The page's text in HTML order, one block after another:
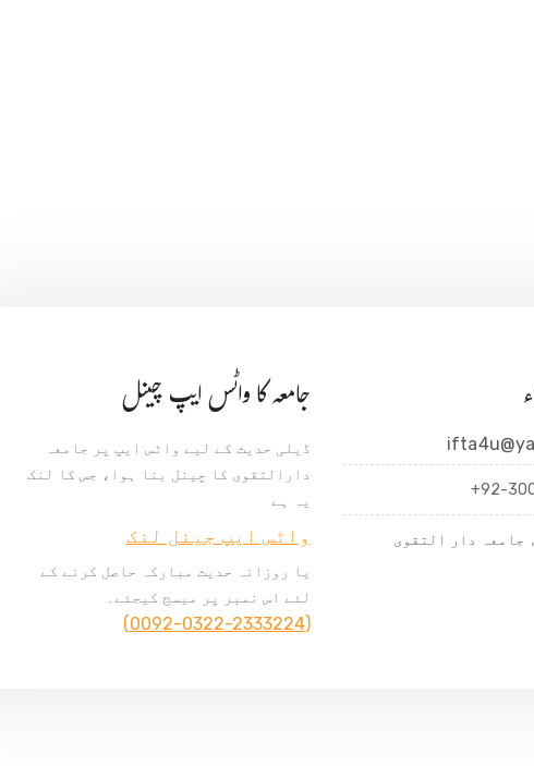
+92-
جامعہ دار التقوی
جامعہ کا واٹس ایپ چینل
ڈیلی حدیث کے لیے واٹس ایپ پر جامعہ
دارالتقوی کا چینل بنا ہوا، جس کا لنک
یہ ہے
واٹس ایپ جینل لنک
یا روزانہ حدیث مبارکہ حاصل کرنے کے
لئے اس نمبر پر میسج کیجئے۔
(0092-0322-2333224)